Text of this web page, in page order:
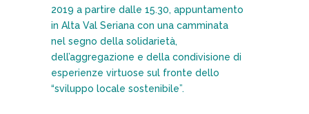
2019 a partire dalle 15.30, appuntamento
in Alta Val Seriana con una camminata
nel segno della solidarietà,
dell’aggregazione e della condivisione di
esperienze virtuose sul fronte dello
“sviluppo locale sostenibile”.